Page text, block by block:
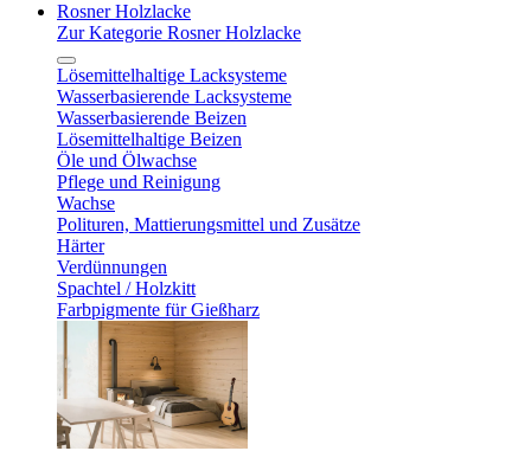
Rosner Holzlacke
Zur Kategorie Rosner Holzlacke
Lösemittelhaltige Lacksysteme
Wasserbasierende Lacksysteme
Wasserbasierende Beizen
Lösemittelhaltige Beizen
Öle und Ölwachse
Pflege und Reinigung
Wachse
Polituren, Mattierungsmittel und Zusätze
Härter
Verdünnungen
Spachtel / Holzkitt
Farbpigmente für Gießharz